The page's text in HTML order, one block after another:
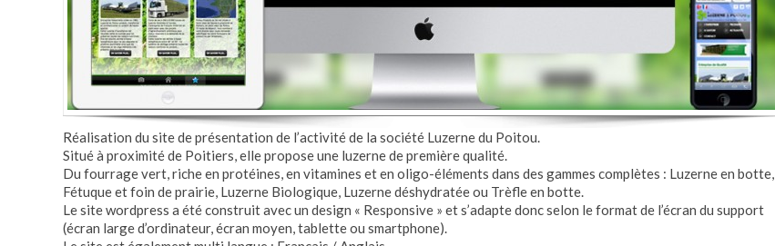
Réalisation du site de présentation de l’activité de la société Luzerne du Poitou.
Situé à proximité de Poitiers, elle propose une luzerne de première qualité.
Du fourrage vert, riche en protéines, en vitamines et en oligo-éléments dans des gammes complètes : Luzerne en botte,
Fétuque et foin de prairie, Luzerne Biologique, Luzerne déshydratée ou Trèfle en botte.
Le site wordpress a été construit avec un design « Responsive » et s’adapte donc selon le format de l’écran du support
(écran large d’ordinateur, écran moyen, tablette ou smartphone).